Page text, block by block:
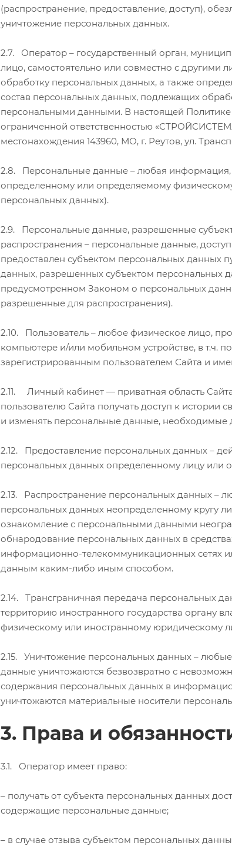
(распространение, предоставление, доступ),
уничтожение персональных данных.
2.7. Оператор – государственный орган,
лицо, самостоятельно или совместно с
обработку персональных данных, а также
состав персональных данных, подлежащих
персональными данными. В настоящей
ограниченной ответственностью
местонахождения 143960, МО, г. Реутов, ул.
2.8. Персональные данные – любая
определенному или определяемому
персональных данных).
2.9. Персональные данные, разрешенные
распространения – персональные данные,
предоставлен субъектом персональных данных
данных, разрешенных субъектом персональных
предусмотренном Законом о персональных
разрешенные для распространения).
2.10. Пользователь – любое физическое лицо,
компьютере и/или мобильном устройстве, в т.ч.
зарегистрированным пользователем Сайта и
2.11. Личный кабинет — приватная область
пользователю Сайта получать доступ к истории
и изменять персональные данные, необходимые
2.12. Предоставление персональных данных –
персональных данных определенному лицу или
2.13. Распространение персональных данных –
персональных данных неопределенному кругу
ознакомление с персональными данными
обнародование персональных данных в
информационно-телекоммуникационных сетях
данным каким-либо иным способом.
2.14. Трансграничная передача персональных
территорию иностранного государства органу
физическому или иностранному юридическому
2.15. Уничтожение персональных данных –
данные уничтожаются безвозвратно с
содержания персональных данных в
уничтожаются материальные носители
3. Права и
3.1. Оператор имеет право:
– получать от субъекта персональных данных
содержащие персональные данные;
– в случае отзыва субъектом персональных